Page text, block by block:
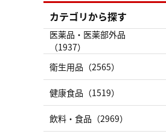
カテゴリから探す
医薬品・医薬部外品
（1937）
衛生用品（2565）
健康食品（1519）
飲料・食品（2969）